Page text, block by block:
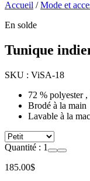
Accueil /Mode et
En solde
Tunique
SKU : ViSA-18
72 % polyester
Brodé à la main
Lavable à la
Quantité : 1
185.00$